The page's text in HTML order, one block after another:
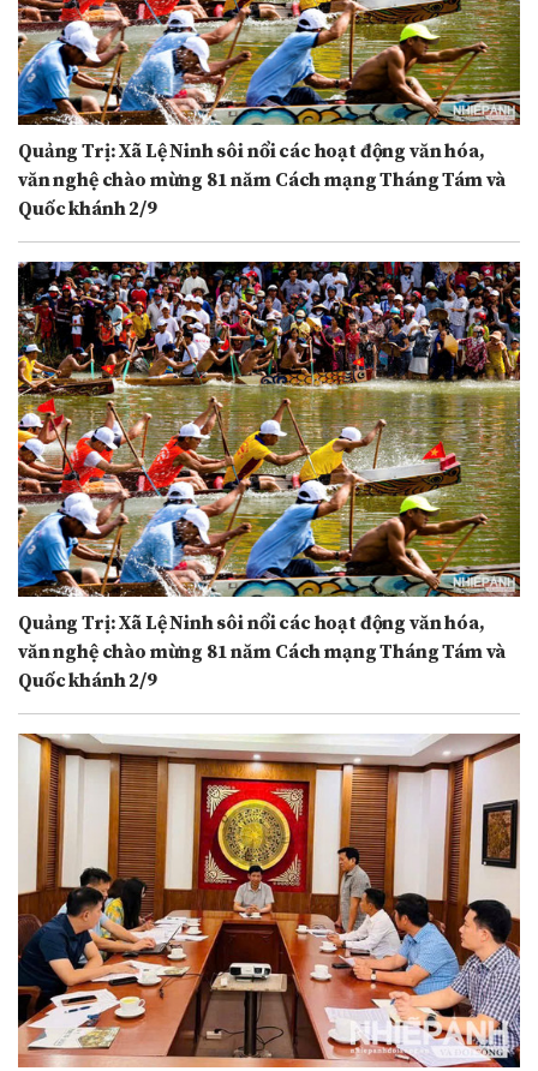
Quảng Trị: Xã Lệ Ninh sôi nổi các hoạt động văn hóa,
văn nghệ chào mừng 81 năm Cách mạng Tháng Tám và
Quốc khánh 2/9
Quảng Trị: Xã Lệ Ninh sôi nổi các hoạt động văn hóa,
văn nghệ chào mừng 81 năm Cách mạng Tháng Tám và
Quốc khánh 2/9